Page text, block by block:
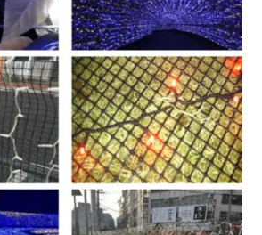
高密度ポリエチレン 35×34
高密度ポリエチレン 35×34